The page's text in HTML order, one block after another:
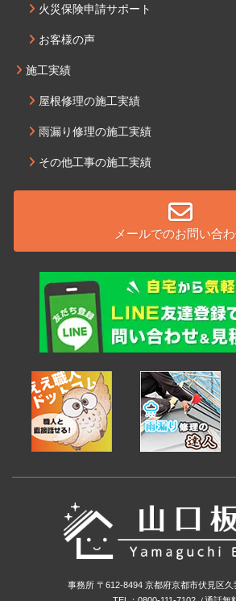
火災保険申請サポート
お客様の声
施工実績
屋根修理の施工実績
雨漏り修理の施工実績
その他工事の施工実績
メールでのお問い合
事務所 〒612-8494 京都府京都市伏見区久